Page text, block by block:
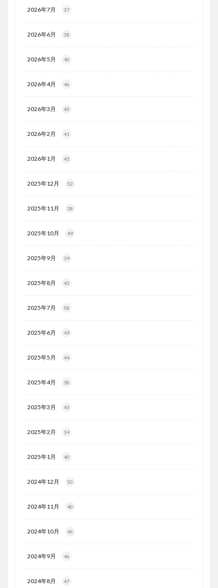
2026年7月 37
2026年6月 38
2026年5月 40
2026年4月 46
2026年3月 45
2026年2月 41
2026年1月 43
2025年12月 52
2025年11月 38
2025年10月 49
2025年9月 39
2025年8月 43
2025年7月 58
2025年6月 49
2025年5月 44
2025年4月 38
2025年3月 43
2025年2月 34
2025年1月 40
2024年12月 50
2024年11月 40
2024年10月 46
2024年9月 46
2024年8月 47